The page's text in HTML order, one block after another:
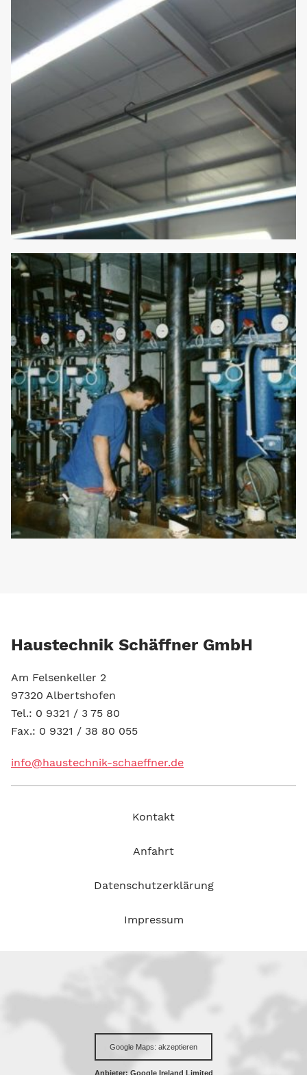
Haustechnik Schäffner GmbH
Am Felsenkeller 2
97320 Albertshofen
Tel.: 0 9321 / 3 75 80
Fax.: 0 9321 / 38 80 055
info@haustechnik-schaeffner.de
Kontakt
Anfahrt
Datenschutzerklärung
Impressum